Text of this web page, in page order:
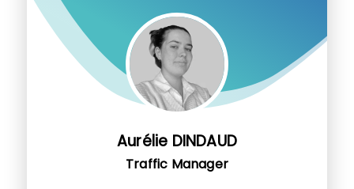
Aurélie DINDAUD
Traffic Manager